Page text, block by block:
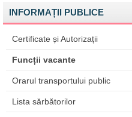
INFORMAȚII PUBLICE
Certificate și Autorizații
Funcții vacante
Orarul transportului public
Lista sărbătorilor